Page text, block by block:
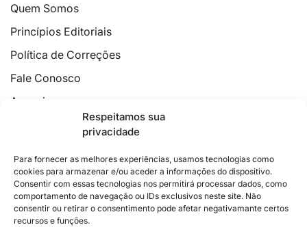
Respeitamos sua
privacidade
Para fornecer as melhores experiências, usamos tecnologias como
cookies para armazenar e/ou aceder a informações do dispositivo.
Consentir com essas tecnologias nos permitirá processar dados, como
comportamento de navegação ou IDs exclusivos neste site. Não
consentir ou retirar o consentimento pode afetar negativamante certos
recursos e funções.
Quem Somos
Princípios Editoriais
Política de Correções
Fale Conosco
Anuncie
Política de Cookies